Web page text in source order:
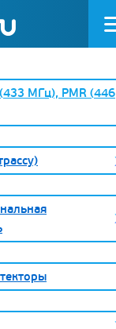
МГц), PMR (446